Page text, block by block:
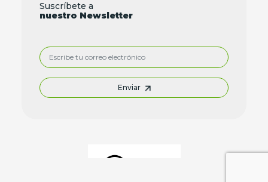
Suscríbete a
nuestro Newsletter
Enviar